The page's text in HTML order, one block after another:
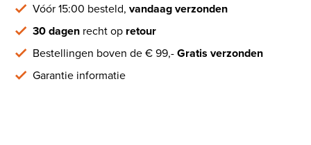
Vóór 15:00 besteld,vandaag verzonden
30 dagen recht op retour
Bestellingen boven de € 99,-Gratis verzonden
Garantie informatie